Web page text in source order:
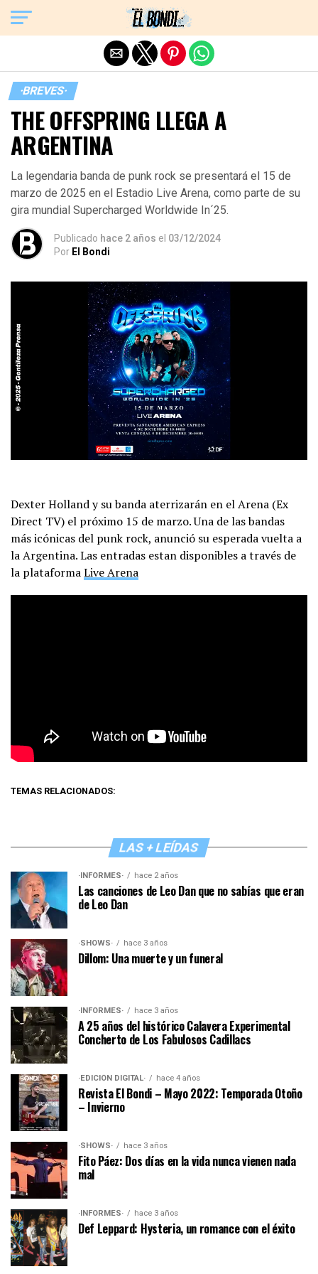
·BREVES·
THE OFFSPRING LLEGA A
ARGENTINA
La legendaria banda de punk rock se presentará el 15 de
marzo de 2025 en el Estadio Live Arena, como parte de su
gira mundial Supercharged Worldwide In´25.
Publicado hace 2 años el 03/12/2024
Por El Bondi
Dexter Holland y su banda aterrizarán en el Arena (Ex
Direct TV) el próximo 15 de marzo. Una de las bandas
más icónicas del punk rock, anunció su esperada vuelta a
la Argentina. Las entradas estan disponibles a través de
la plataformaLive Arena
TEMAS RELACIONADOS:
LAS + LEÍDAS
·INFORMES· hace 2 años
Las canciones de Leo Dan que no sabías que eran
de Leo Dan
·SHOWS· hace 3 años
Dillom: Una muerte y un funeral
·INFORMES· hace 3 años
A 25 años del histórico Calavera Experimental
Concherto de Los Fabulosos Cadillacs
·EDICIÓN DIGITAL· hace 4 años
Revista El Bondi – Mayo 2022: Temporada Otoño
– Invierno
·SHOWS· hace 3 años
Fito Páez: Dos días en la vida nunca vienen nada
mal
·INFORMES· hace 3 años
Def Leppard: Hysteria, un romance con el éxito
Exit mobile version